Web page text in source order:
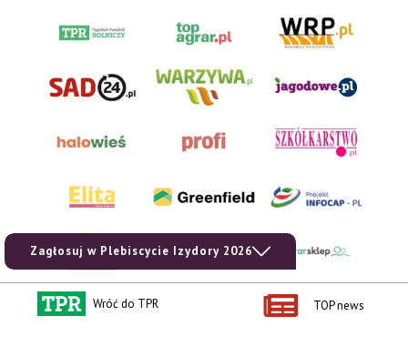
Zagłosuj w Plebiscycie Izydory 2026
Wróć do TPR TOP news